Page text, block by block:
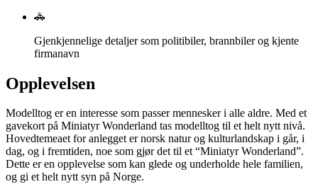
🚓
Gjenkjennelige detaljer som politibiler, brannbiler og kjente
firmanavn
Opplevelsen
Modelltog er en interesse som passer mennesker i alle aldre. Med et
gavekort på Miniatyr Wonderland tas modelltog til et helt nytt nivå.
Hovedtemeaet for anlegget er norsk natur og kulturlandskap i går, i
dag, og i fremtiden, noe som gjør det til et “Miniatyr Wonderland”.
Dette er en opplevelse som kan glede og underholde hele familien,
og gi et helt nytt syn på Norge.